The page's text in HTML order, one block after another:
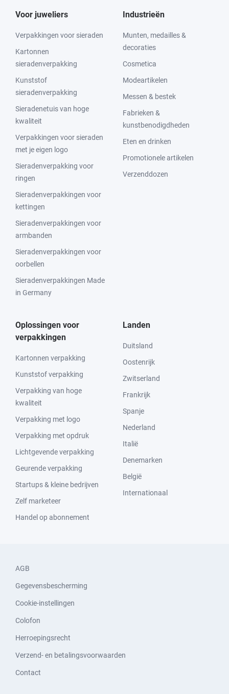
Voor juweliers
Verpakkingen voor sieraden
Kartonnen
sieradenverpakking
Kunststof
sieradenverpakking
Sieradenetuis van hoge
kwaliteit
Verpakkingen voor sieraden
met je eigen logo
Sieradenverpakking voor
ringen
Sieradenverpakkingen voor
kettingen
Sieradenverpakkingen voor
armbanden
Sieradenverpakkingen voor
oorbellen
Sieradenverpakkingen Made
in Germany
Industrieën
Munten, medailles &
decoraties
Cosmetica
Modeartikelen
Messen & bestek
Fabrieken &
kunstbenodigdheden
Eten en drinken
Promotionele artikelen
Verzenddozen
Oplossingen voor
verpakkingen
Kartonnen verpakking
Kunststof verpakking
Verpakking van hoge
kwaliteit
Verpakking met logo
Verpakking met opdruk
Lichtgevende verpakking
Geurende verpakking
Startups & kleine bedrijven
Zelf marketeer
Handel op abonnement
Landen
Duitsland
Oostenrijk
Zwitserland
Frankrijk
Spanje
Nederland
Italië
Denemarken
België
Internationaal
AGB
Gegevensbescherming
Cookie-instellingen
Colofon
Herroepingsrecht
Verzend- en betalingsvoorwaarden
Contact